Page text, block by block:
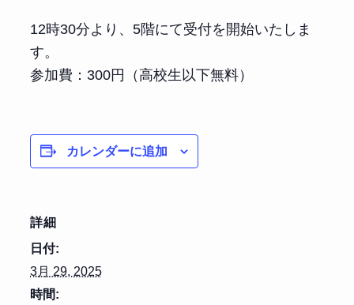
12時30分より、5階にて受付を開始いたしま
す。
参加費：300円（高校生以下無料）
カレンダーに追加
詳細
日付:
3月 29, 2025
時間: